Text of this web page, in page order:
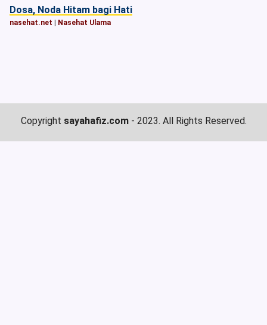
Dosa, Noda Hitam bagi Hati
nasehat.net Nasehat Ulama
Copyright sayahafiz.com- 2023. All Rights Reserved.